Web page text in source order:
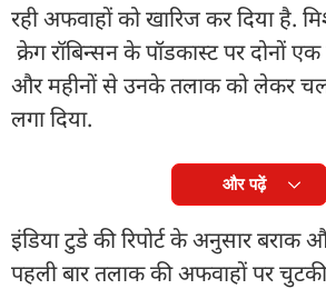
रही अफवाहों को खारिज कर दिया है.
क्रेग रॉबिन्सन के पॉडकास्ट पर दोनों
और महीनों से उनके तलाक को लेकर चल
लगा दिया.
और पढ़ें
इंडिया टुडे की रिपोर्ट के अनुसार
पहली बार तलाक की अफवाहों पर